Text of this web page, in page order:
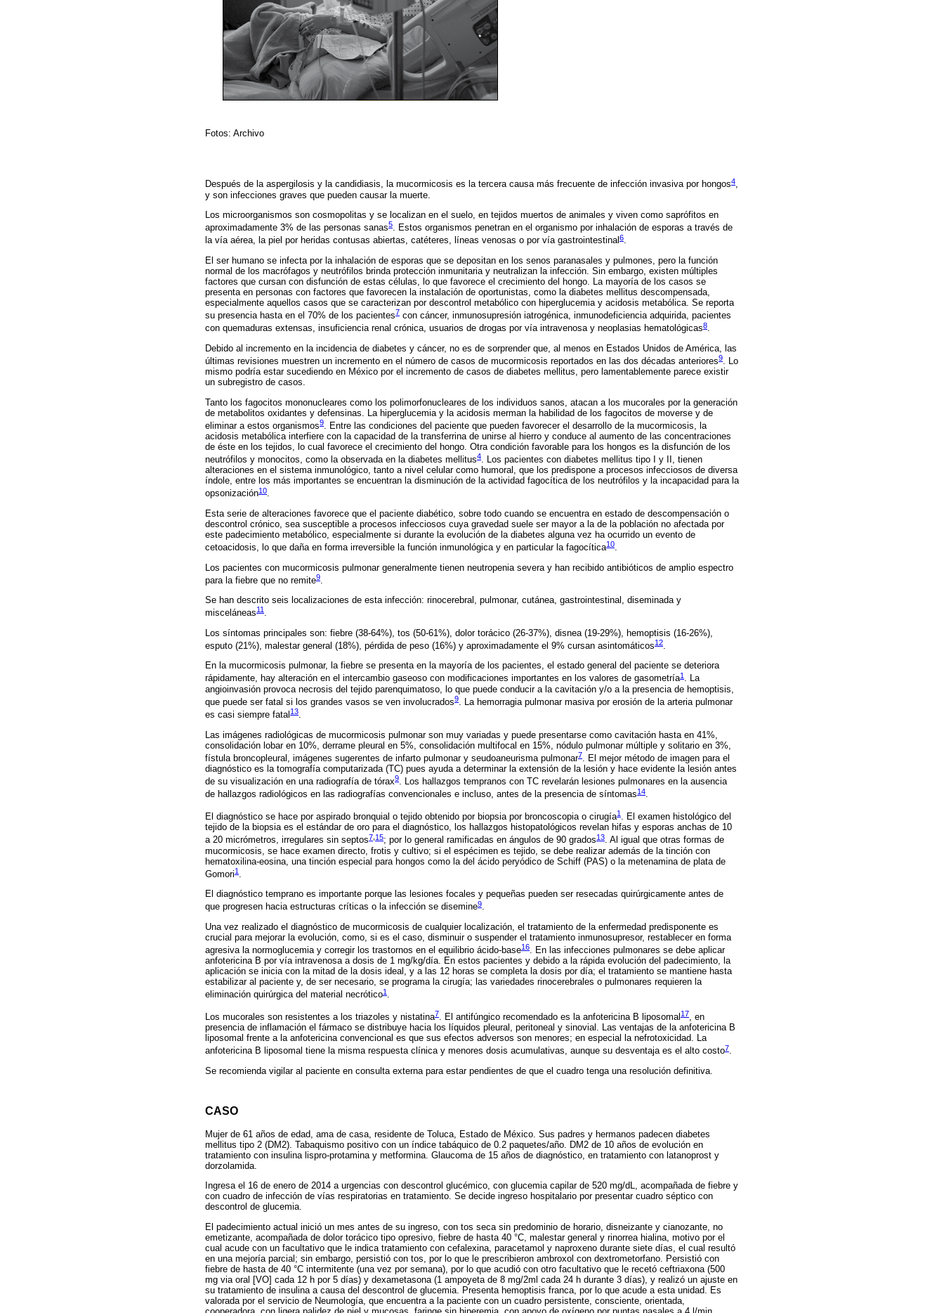
Fotos: Archivo
Después de la aspergilosis y la candidiasis, la mucormicosis es la tercera causa más frecuente de infección invasiva por hongos4,
y son infecciones graves que pueden causar la muerte.
Los microorganismos son cosmopolitas y se localizan en el suelo, en tejidos muertos de animales y viven como saprófitos en
aproximadamente 3% de las personas sanas5. Estos organismos penetran en el organismo por inhalación de esporas a través de
la vía aérea, la piel por heridas contusas abiertas, catéteres, líneas venosas o por vía gastrointestinal6.
El ser humano se infecta por la inhalación de esporas que se depositan en los senos paranasales y pulmones, pero la función
normal de los macrófagos y neutrófilos brinda protección inmunitaria y neutralizan la infección. Sin embargo, existen múltiples
factores que cursan con disfunción de estas células, lo que favorece el crecimiento del hongo. La mayoría de los casos se
presenta en personas con factores que favorecen la instalación de oportunistas, como la diabetes mellitus descompensada,
especialmente aquellos casos que se caracterizan por descontrol metabólico con hiperglucemia y acidosis metabólica. Se reporta
su presencia hasta en el 70% de los pacientes7 con cáncer, inmunosupresión iatrogénica, inmunodeficiencia adquirida, pacientes
con quemaduras extensas, insuficiencia renal crónica, usuarios de drogas por vía intravenosa y neoplasias hematológicas8.
Debido al incremento en la incidencia de diabetes y cáncer, no es de sorprender que, al menos en Estados Unidos de América, las
últimas revisiones muestren un incremento en el número de casos de mucormicosis reportados en las dos décadas anteriores9. Lo
mismo podría estar sucediendo en México por el incremento de casos de diabetes mellitus, pero lamentablemente parece existir
un subregistro de casos.
Tanto los fagocitos mononucleares como los polimorfonucleares de los individuos sanos, atacan a los mucorales por la generación
de metabolitos oxidantes y defensinas. La hiperglucemia y la acidosis merman la habilidad de los fagocitos de moverse y de
eliminar a estos organismos9
. Entre las condiciones del paciente que pueden favorecer el desarrollo de la mucormicosis, la
acidosis metabólica interfiere con la capacidad de la transferrina de unirse al hierro y conduce al aumento de las concentraciones
de éste en los tejidos, lo cual favorece el crecimiento del hongo. Otra condición favorable para los hongos es la disfunción de los
neutrófilos y monocitos, como la observada en la diabetes mellitus4. Los pacientes con diabetes mellitus tipo I y II, tienen
alteraciones en el sistema inmunológico, tanto a nivel celular como humoral, que los predispone a procesos infecciosos de diversa
índole, entre los más importantes se encuentran la disminución de la actividad fagocítica de los neutrófilos y la incapacidad para la
opsonización10.
Esta serie de alteraciones favorece que el paciente diabético, sobre todo cuando se encuentra en estado de descompensación o
descontrol crónico, sea susceptible a procesos infecciosos cuya gravedad suele ser mayor a la de la población no afectada por
este padecimiento metabólico, especialmente si durante la evolución de la diabetes alguna vez ha ocurrido un evento de
cetoacidosis, lo que daña en forma irreversible la función inmunológica y en particular la fagocítica10.
Los pacientes con mucormicosis pulmonar generalmente tienen neutropenia severa y han recibido antibióticos de amplio espectro
para la fiebre que no remite9
Se han descrito seis localizaciones de esta infección: rinocerebral, pulmonar, cutánea, gastrointestinal, diseminada y
misceláneas11 .
Los síntomas principales son: fiebre (38-64%), tos (50-61%), dolor torácico (26-37%), disnea (19-29%), hemoptisis (16-26%),
esputo (21%), malestar general (18%), pérdida de peso (16%) y aproximadamente el 9% cursan asintomáticos12.
En la mucormicosis pulmonar, la fiebre se presenta en la mayoría de los pacientes, el estado general del paciente se deteriora
rápidamente, hay alteración en el intercambio gaseoso con modificaciones importantes en los valores de gasometría1 . La
angioinvasión provoca necrosis del tejido parenquimatoso, lo que puede conducir a la cavitación y/o a la presencia de hemoptisis,
que puede ser fatal si los grandes vasos se ven involucrados9. La hemorragia pulmonar masiva por erosión de la arteria pulmonar
es casi siempre fatal 13.
Las imágenes radiológicas de mucormicosis pulmonar son muy variadas y puede presentarse como cavitación hasta en 41%,
consolidación lobar en 10%, derrame pleural en 5%, consolidación multifocal en 15%, nódulo pulmonar múltiple y solitario en 3%,
fístula broncopleural, imágenes sugerentes de infarto pulmonar y seudoaneurisma pulmonar7. El mejor método de imagen para el
diagnóstico es la tomografía computarizada (TC) pues ayuda a determinar la extensión de la lesión y hace evidente la lesión antes
de su visualización en una radiografía de tórax9. Los hallazgos tempranos con TC revelarán lesiones pulmonares en la ausencia
de hallazgos radiológicos en las radiografías convencionales e incluso, antes de la presencia de síntomas14.
El diagnóstico se hace por aspirado bronquial o tejido obtenido por biopsia por broncoscopia o cirugía1 . El examen histológico del
tejido de la biopsia es el estándar de oro para el diagnóstico, los hallazgos histopatológicos revelan hifas y esporas anchas de 10
a 20 micrómetros, irregulares sin septos7 15; por lo general ramificadas en ángulos de 90 grados13. Al igual que otras formas de
mucormicosis, se hace examen directo, frotis y cultivo; si el espécimen es tejido, se debe realizar además de la tinción con
hematoxilina-eosina, una tinción especial para hongos como la del ácido peryódico de Schiff (PAS) o la metenamina de plata de
Gomori1 .
El diagnóstico temprano es importante porque las lesiones focales y pequeñas pueden ser resecadas quirúrgicamente antes de
que progresen hacia estructuras críticas o la infección se disemine9.
Una vez realizado el diagnóstico de mucormicosis de cualquier localización, el tratamiento de la enfermedad predisponente es
crucial para mejorar la evolución, como, si es el caso, disminuir o suspender el tratamiento inmunosupresor, restablecer en forma
agresiva la normoglucemia y corregir los trastornos en el equilibrio ácido-base16. En las infecciones pulmonares se debe aplicar
anfotericina B por vía intravenosa a dosis de 1 mg/kg/día. En estos pacientes y debido a la rápida evolución del padecimiento, la
aplicación se inicia con la mitad de la dosis ideal, y a las 12 horas se completa la dosis por día; el tratamiento se mantiene hasta
estabilizar al paciente y, de ser necesario, se programa la cirugía; las variedades rinocerebrales o pulmonares requieren la
eliminación quirúrgica del material necrótico1 .
Los mucorales son resistentes a los triazoles y nistatina7. El antifúngico recomendado es la anfotericina B liposomal 17, en
presencia de inflamación el fármaco se distribuye hacia los líquidos pleural, peritoneal y sinovial. Las ventajas de la anfotericina B
liposomal frente a la anfotericina convencional es que sus efectos adversos son menores; en especial la nefrotoxicidad. La
anfotericina B liposomal tiene la misma respuesta clínica y menores dosis acumulativas, aunque su desventaja es el alto costo7.
Se recomienda vigilar al paciente en consulta externa para estar pendientes de que el cuadro tenga una resolución definitiva.
CASO
Mujer de 61 años de edad, ama de casa, residente de Toluca, Estado de México. Sus padres y hermanos padecen diabetes
mellitus tipo 2 (DM2). Tabaquismo positivo con un índice tabáquico de 0.2 paquetes/año. DM2 de 10 años de evolución en
tratamiento con insulina lispro-protamina y metformina. Glaucoma de 15 años de diagnóstico, en tratamiento con latanoprost y
dorzolamida.
Ingresa el 16 de enero de 2014 a urgencias con descontrol glucémico, con glucemia capilar de 520 mg/dL, acompañada de fiebre y
con cuadro de infección de vías respiratorias en tratamiento. Se decide ingreso hospitalario por presentar cuadro séptico con
descontrol de glucemia.
El padecimiento actual inició un mes antes de su ingreso, con tos seca sin predominio de horario, disneizante y cianozante, no
emetizante, acompañada de dolor torácico tipo opresivo, fiebre de hasta 40 °C, malestar general y rinorrea hialina, motivo por el
cual acude con un facultativo que le indica tratamiento con cefalexina, paracetamol y naproxeno durante siete días, el cual resultó
en una mejoría parcial; sin embargo, persistió con tos, por lo que le prescribieron ambroxol con dextrometorfano. Persistió con
fiebre de hasta de 40 °C intermitente (una vez por semana), por lo que acudió con otro facultativo que le recetó ceftriaxona (500
mg via oral [VO] cada 12 h por 5 días) y dexametasona (1 ampoyeta de 8 mg/2ml cada 24 h durante 3 días), y realizó un ajuste en
su tratamiento de insulina a causa del descontrol de glucemia. Presenta hemoptisis franca, por lo que acude a esta unidad. Es
valorada por el servicio de Neumología, que encuentra a la paciente con un cuadro persistente, consciente, orientada,